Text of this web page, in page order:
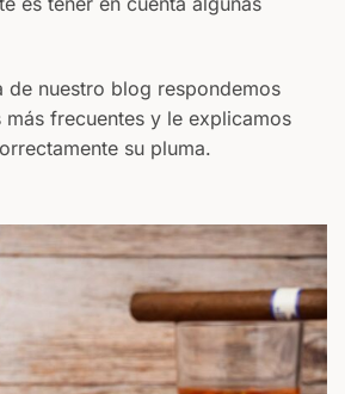
de nuestro blog respondemos
más frecuentes y le explicamos
su pluma.